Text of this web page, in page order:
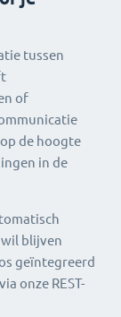
tussen
of
de hoogte
in de
blijven
geïntegreerd
onze REST-